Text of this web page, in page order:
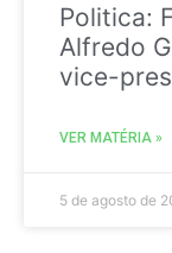
Politica:
Alfredo
vice-
VER MATÉRIA »
5 de agosto de